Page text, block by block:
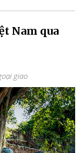
Nam qua
giao